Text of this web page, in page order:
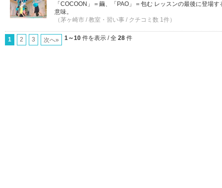
「COCOON」＝繭、「PAO」＝包む レッスンの最後に登場
意味。
（茅ヶ崎市 / 教室・習い事 / クチコミ数 1件）
1 2 3 次へ» 1～10 件を表示 / 全 28 件